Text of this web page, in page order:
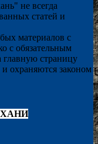
не всегда
статей и
материалов с
с обязательным
страницу
охраняются законом